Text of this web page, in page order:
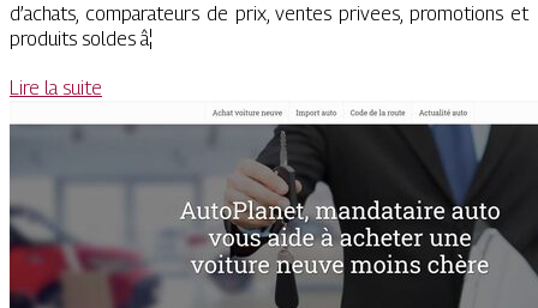
d’achats, comparateurs de prix, ventes privees, promotions et
produits soldes â¦
Lire la suite